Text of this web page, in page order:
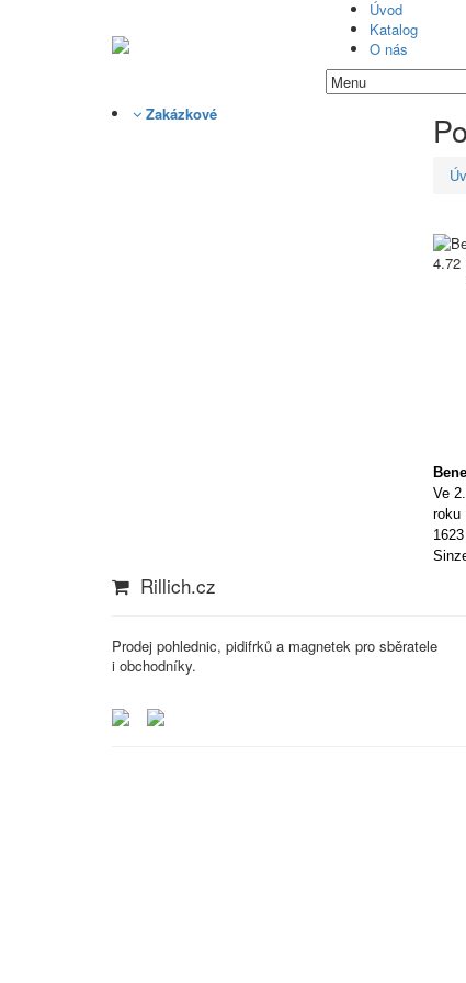
Úvod
Katalog
O nás
4.72
Ve
roku
Zakázkové
Rillich.cz
Prodej pohlednic, pidifrků a magnetek pro sběratele
i obchodníky.